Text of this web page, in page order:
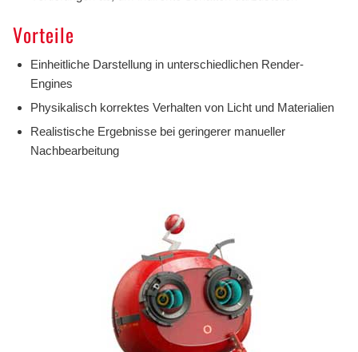
Vorteile
Einheitliche Darstellung in unterschiedlichen Render-
Engines
Physikalisch korrektes Verhalten von Licht und Materialien
Realistische Ergebnisse bei geringerer manueller
Nachbearbeitung